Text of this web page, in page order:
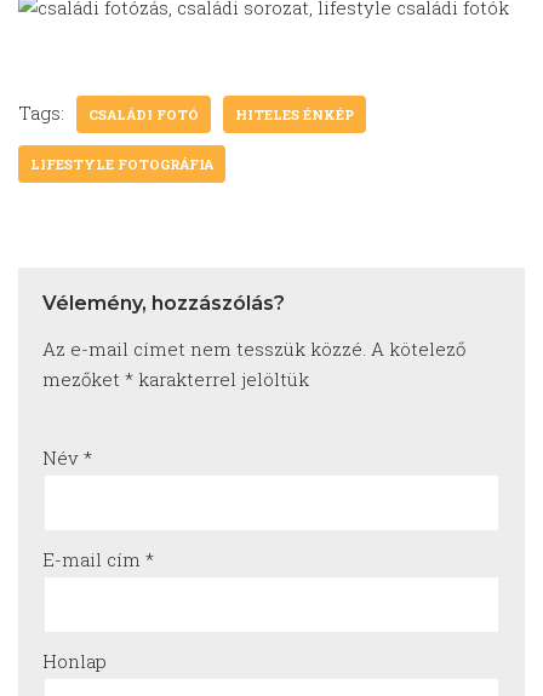
Tags: CSALÁDI FOTÓ HITELES ÉNKÉP
LIFESTYLE FOTOGRÁFIA
Vélemény, hozzászólás?
Az e-mail címet nem tesszük közzé. A kötelező
mezőket * karakterrel jelöltük
Név *
E-mail cím *
Honlap